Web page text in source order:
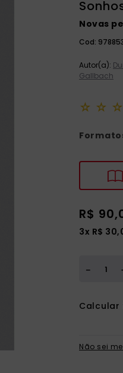
Novas
Cod:
Autor(a):
Gallbach
☆ ☆ ☆
R$ 90,
3x R$ 30,
－
Não sei